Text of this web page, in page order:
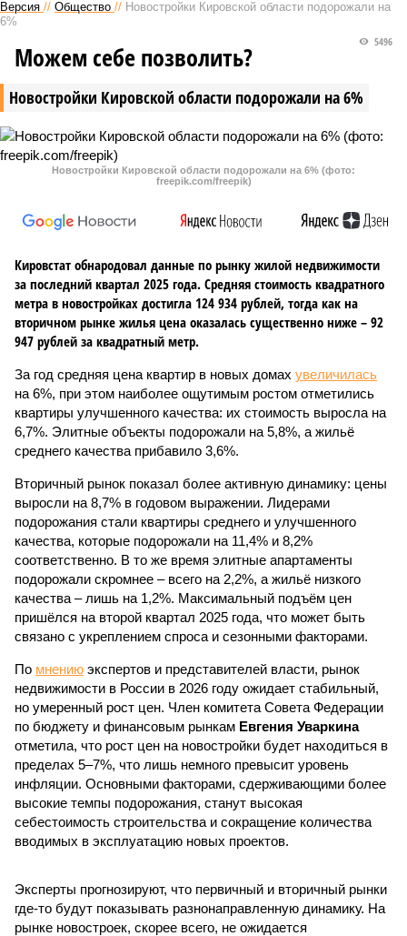
Версия // Общество // Новостройки Кировской области подорожали на
6%
Новостройки Кировской области подорожали на 6%
5496
Можем себе позволить?
Новостройки Кировской области подорожали на 6% (фото:
freepik.com/freepik)
Кировстат обнародовал данные по рынку жилой недвижимости
за последний квартал 2025 года. Средняя стоимость квадратного
метра в новостройках достигла 124 934 рублей, тогда как на
вторичном рынке жилья цена оказалась существенно ниже – 92
947 рублей за квадратный метр.
За год средняя цена квартир в новых домах увеличилась
на 6%, при этом наиболее ощутимым ростом отметились
квартиры улучшенного качества: их стоимость выросла на
6,7%. Элитные объекты подорожали на 5,8%, а жильё
среднего качества прибавило 3,6%.
Вторичный рынок показал более активную динамику: цены
выросли на 8,7% в годовом выражении. Лидерами
подорожания стали квартиры среднего и улучшенного
качества, которые подорожали на 11,4% и 8,2%
соответственно. В то же время элитные апартаменты
подорожали скромнее – всего на 2,2%, а жильё низкого
качества – лишь на 1,2%. Максимальный подъём цен
пришёлся на второй квартал 2025 года, что может быть
связано с укреплением спроса и сезонными факторами.
По мнению экспертов и представителей власти, рынок
недвижимости в России в 2026 году ожидает стабильный,
но умеренный рост цен. Член комитета Совета Федерации
по бюджету и финансовым рынкам Евгения Уваркина
отметила, что рост цен на новостройки будет находиться в
пределах 5–7%, что лишь немного превысит уровень
инфляции. Основными факторами, сдерживающими более
высокие темпы подорожания, станут высокая
себестоимость строительства и сокращение количества
вводимых в эксплуатацию новых проектов.
Эксперты прогнозируют, что первичный и вторичный рынки
где-то будут показывать разнонаправленную динамику. На
рынке новостроек, скорее всего, не ожидается